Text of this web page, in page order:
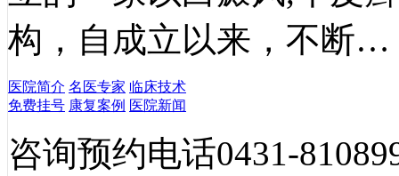
构，自成立以来，不断…
医院简介 名医专家 临床技术
免费挂号 康复案例 医院新闻
咨询预约电话0431-